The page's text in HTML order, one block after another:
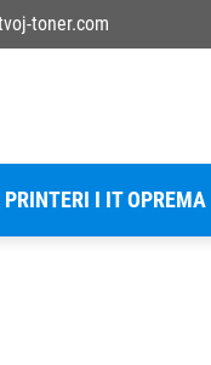
toner.com
PRINTERI I IT OPREMA